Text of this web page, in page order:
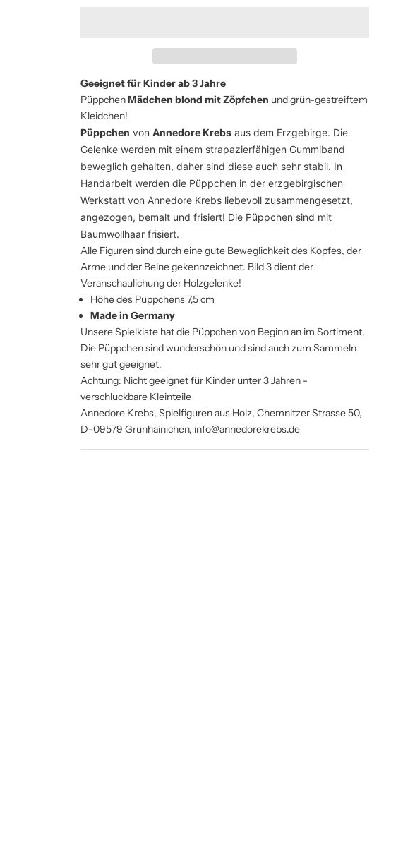
Geeignet für Kinder ab 3 Jahre
PüppchenMädchen blond mit Zöpfchen und grün-gestreiftem
Kleidchen!
Püppchen von Annedore Krebs aus dem Erzgebirge. Die
Gelenke werden mit einem strapazierfähigen Gummiband
beweglich gehalten, daher sind diese auch sehr stabil. In
Handarbeit werden die Püppchen in der erzgebirgischen
Werkstatt von Annedore Krebs liebevoll zusammengesetzt,
angezogen, bemalt und frisiert! Die Püppchen sind mit
Baumwollhaar frisiert.
Alle Figuren sind durch eine gute Beweglichkeit des Kopfes, der
Arme und der Beine gekennzeichnet. Bild 3 dient der
Veranschaulichung der Holzgelenke!
Höhe des Püppchens 7,5 cm
Made in Germany
Unsere Spielkiste hat die Püppchen von Beginn an im Sortiment.
Die Püppchen sind wunderschön und sind auch zum Sammeln
sehr gut geeignet.
Achtung: Nicht geeignet für Kinder unter 3 Jahren -
verschluckbare Kleinteile
Annedore Krebs,Spielfiguren aus Holz,Chemnitzer Strasse 50,
D-09579 Grünhainichen, info@annedorekrebs.de